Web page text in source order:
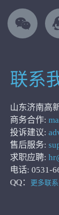
联系
山东济南高
商务合作:
投诉建议:
售后服务:
求职应聘:
电话: 0531-
QQ：
更多联